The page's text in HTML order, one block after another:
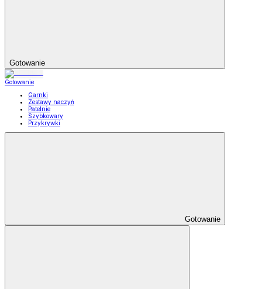
Gotowanie
Gotowanie
Garnki
Zestawy naczyń
Patelnie
Szybkowary
Przykrywki
Gotowanie